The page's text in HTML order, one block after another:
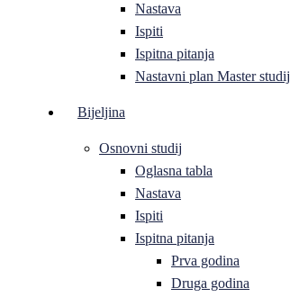
Nastava
Ispiti
Ispitna pitanja
Nastavni plan Master studij
Bijeljina
Osnovni studij
Oglasna tabla
Nastava
Ispiti
Ispitna pitanja
Prva godina
Druga godina